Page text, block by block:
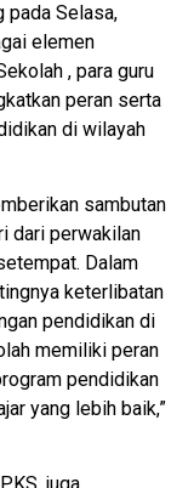
pada Selasa,
elemen
, para guru
peran serta
di wilayah
sambutan
dari perwakilan
Dalam
keterlibatan
pendidikan di
memiliki peran
pendidikan
yang lebih baik,”